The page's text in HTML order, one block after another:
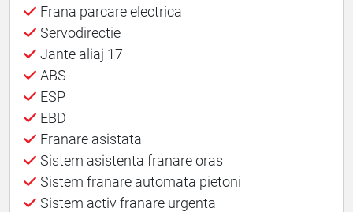
Frana parcare electrica
Servodirectie
Jante aliaj 17
ABS
ESP
EBD
Franare asistata
Sistem asistenta franare oras
Sistem franare automata pietoni
Sistem activ franare urgenta